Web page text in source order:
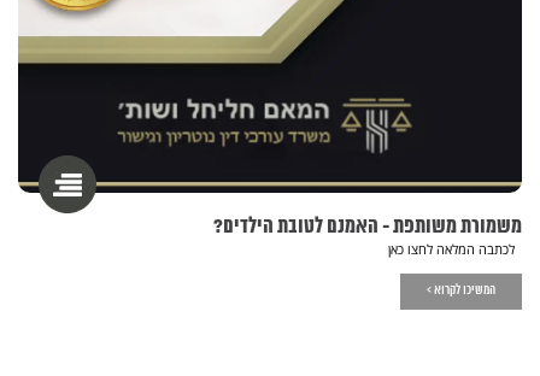
משמורת משותפת - האמנם לטובת הילדים?
לכתבה המלאה לחצו כאן
המשיכו לקרוא >